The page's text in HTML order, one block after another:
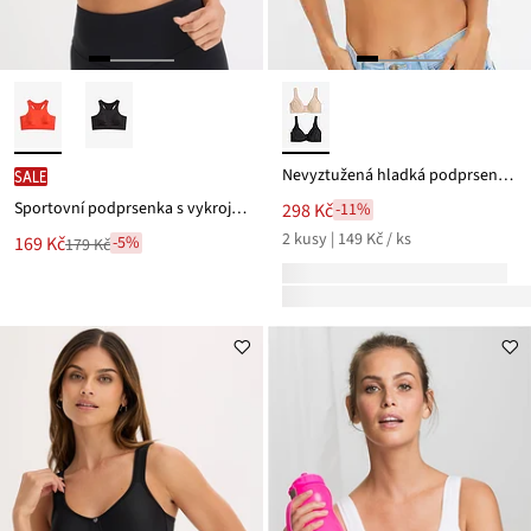
SALE
Sportovní podprsenka s vykrojeným zadním dílem a lehkou oporou
Nová
169 Kč
Zlevněno179 Kč-5%
Nevyztužená hladká podprsenka s kosticemi, s organickou bavlnou (2 ks v balení)
298 Kč-11%
2 kusy | 149 Kč / ks